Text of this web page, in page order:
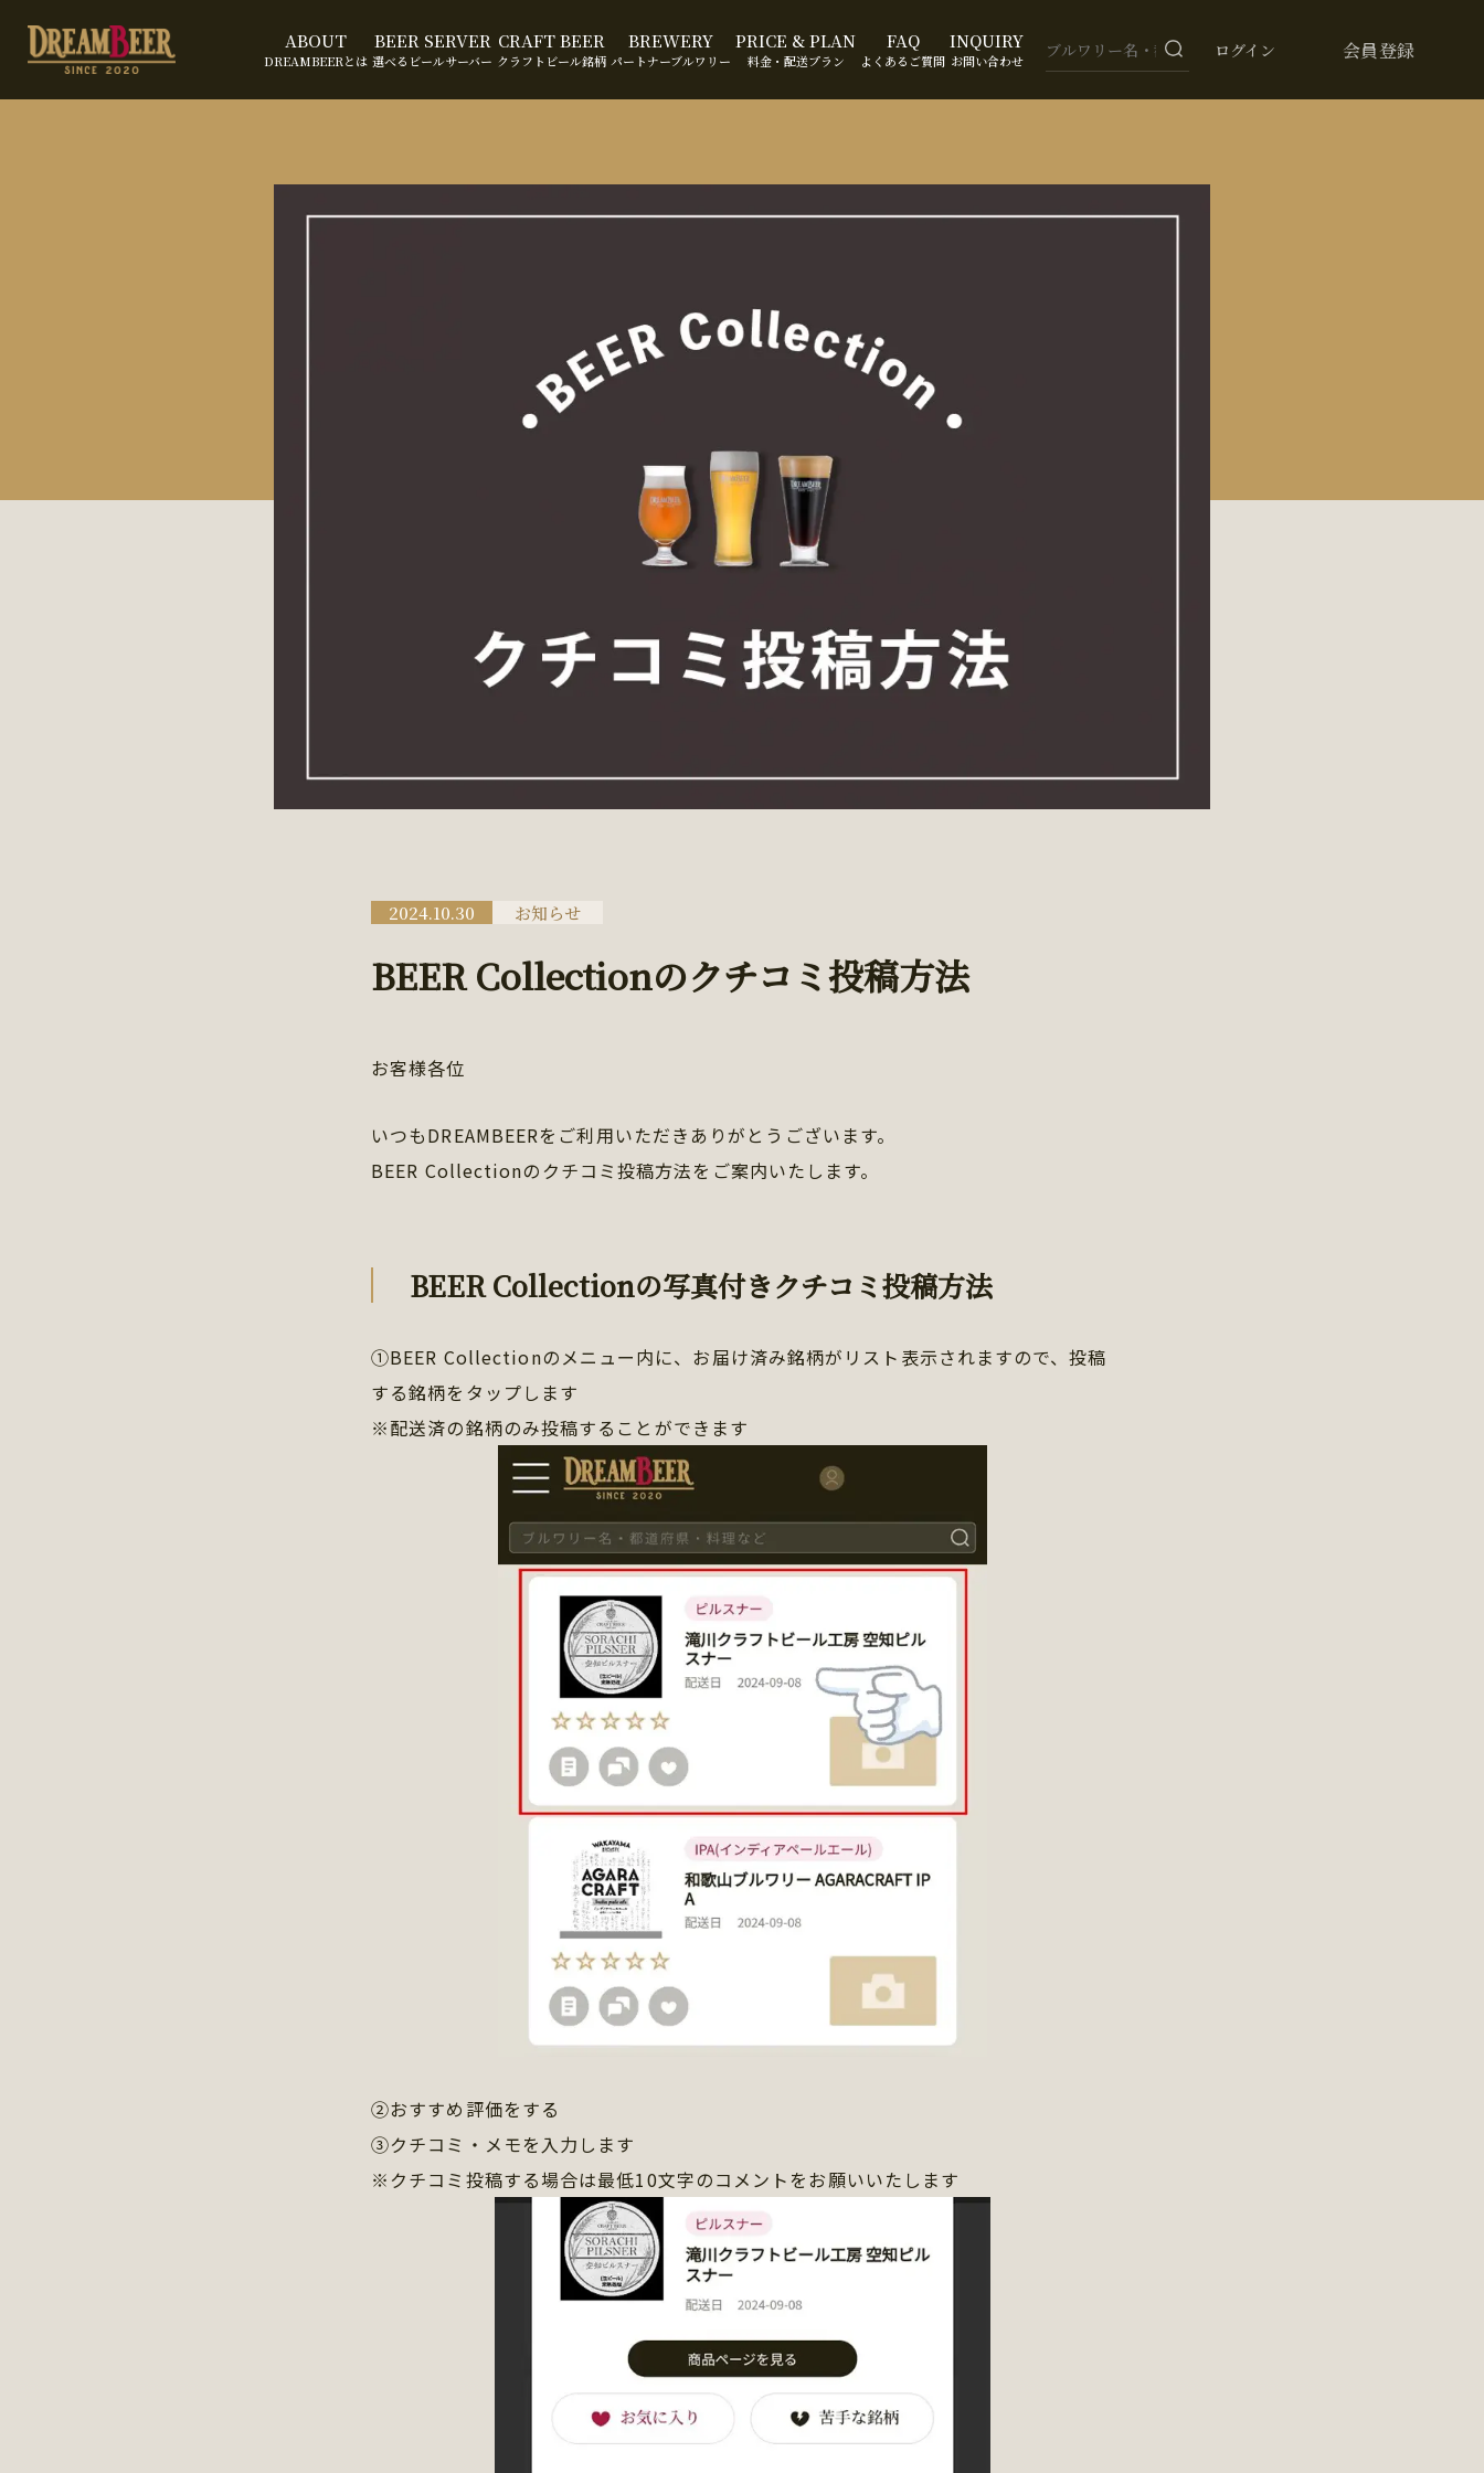
ABOUT
DREAMBEERとは
BEER SERVER
選べるビールサーバー
CRAFT BEER
クラフトビール銘柄
BREWERY
パートナーブルワリー
PRICE & PLAN
料金・配送プラン
FAQ
よくあるご質問
INQUIRY
お問い合わせ ログイン 会員登録
2024.10.30 お知らせ
BEER Collectionのクチコミ投稿方法
お客様各位
いつもDREAMBEERをご利用いただきありがとうございます。
BEER Collectionのクチコミ投稿方法をご案内いたします。
BEER Collectionの写真付きクチコミ投稿方法
①BEER Collectionのメニュー内に、お届け済み銘柄がリスト表示されますので、投稿
する銘柄をタップします
※配送済の銘柄のみ投稿することができます
②おすすめ評価をする
③クチコミ・メモを入力します
※クチコミ投稿する場合は最低10文字のコメントをお願いいたします